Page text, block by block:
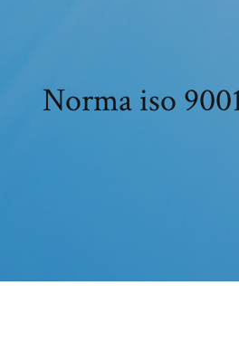
Norma iso